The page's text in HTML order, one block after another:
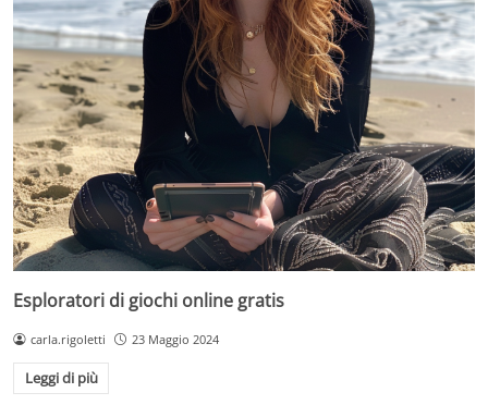
Esploratori di giochi online gratis
carla.rigoletti 23 Maggio 2024
Leggi di più